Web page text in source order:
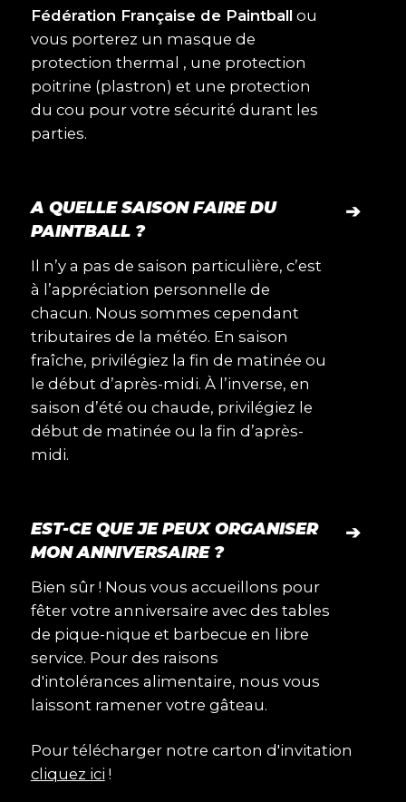
Fédération Française de Paintballou
vous porterez un masque de
protection thermal , une protection
poitrine (plastron) et une protection
du cou pour votre sécurité durant les
parties.
A QUELLE SAISON FAIRE DU
PAINTBALL ?
Il n’y a pas de saison particulière, c’est
à l’appréciation personnelle de
chacun. Nous sommes cependant
tributaires de la météo. En saison
fraîche, privilégiez la fin de matinée ou
le début d’après-midi. À l’inverse, en
saison d’été ou chaude, privilégiez le
début de matinée ou la fin d’après-
midi.
➔
EST-CE QUE JE PEUX ORGANISER
MON ANNIVERSAIRE ?
Bien sûr ! Nous vous accueillons pour
fêter votre anniversaire avec des tables
de pique-nique et barbecue en libre
service. Pour des raisons
d'intolérances alimentaire, nous vous
laissont ramener votre gâteau.
➔
Pour télécharger notre carton d'invitation
cliquez ici !